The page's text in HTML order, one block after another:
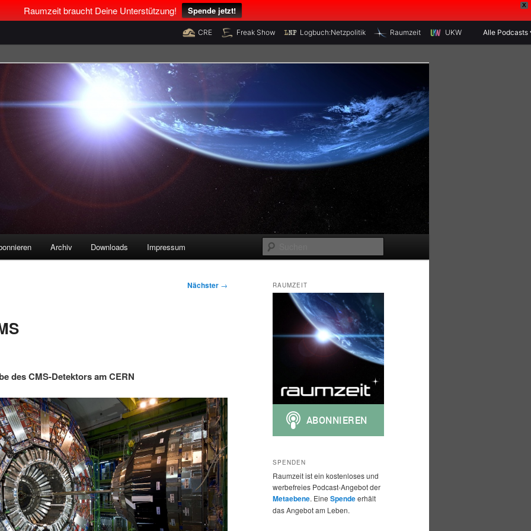
X
Raumzeit braucht Deine Unterstützung! Spende jetzt!
CRE Freak Show Logbuch:Netzpolitik Raumzeit UKW Alle Podcasts
u
Archiv Downloads Impressum
Nächster →
des CMS-Detektors am CERN
RAUMZEIT
SPENDEN
Raumzeit ist ein kostenloses und
werbefreies Podcast-Angebot der
Metaebene. Eine Spendeerhält
das Angebot am Leben.